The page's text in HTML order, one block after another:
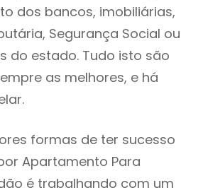
dos bancos, imobiliárias,
Segurança Social ou
do estado. Tudo isto são
as melhores, e há
formas de ter sucesso
Apartamento Para
é trabalhando com um